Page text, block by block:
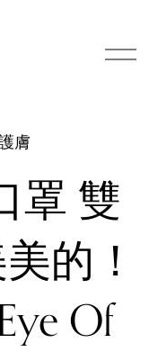
O
p
罩 雙
的！
Of
膚